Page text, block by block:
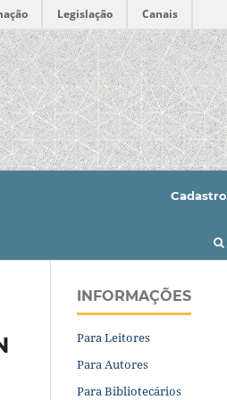
Legislação Canais
Cadastro
INFORMAÇÕES
Para Leitores
Para Autores
Para Bibliotecários